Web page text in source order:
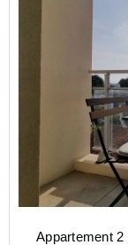
Appartement 2